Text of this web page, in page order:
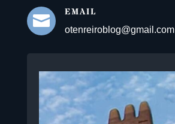

EMAIL
otenreiroblog@gmail.com